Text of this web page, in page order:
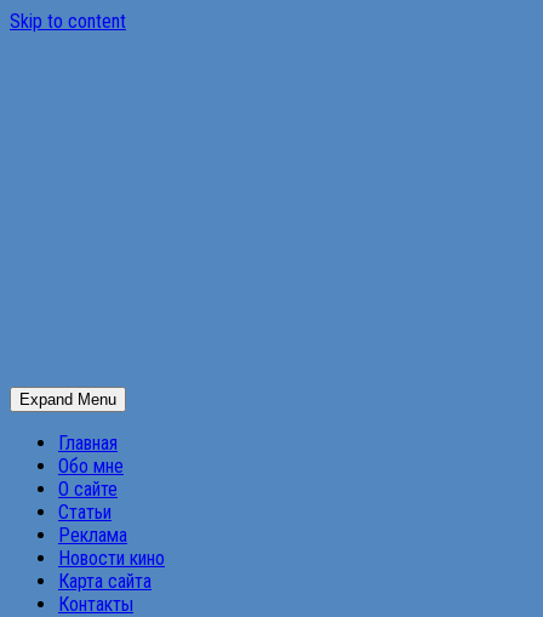
Skip to content
Expand Menu
Главная
Обо мне
О сайте
Статьи
Реклама
Новости кино
Карта сайта
Контакты